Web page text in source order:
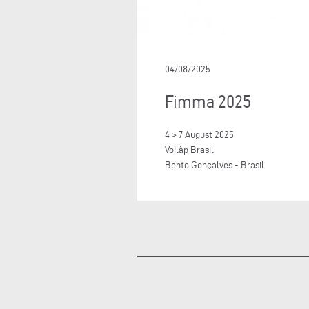
04/08/2025
Fimma 2025
4 > 7 August 2025
Voilàp Brasil
Bento Gonçalves - Brasil